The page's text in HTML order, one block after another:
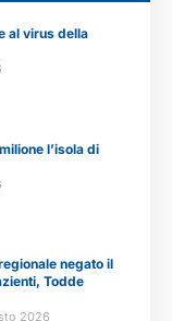
al virus della
l’isola di
negato il
Todde
2026